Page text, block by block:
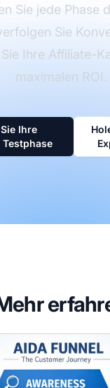
Sie jede Phase
Sie
Ihre Affiliate-
maximalen ROI.
Ihre
Affiliate-